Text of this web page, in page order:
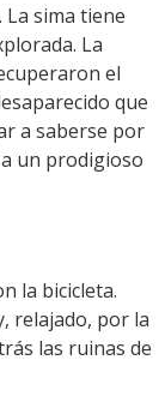
sima tiene
La
el
que
a saberse por
un prodigioso
la bicicleta.
relajado, por la
las ruinas de